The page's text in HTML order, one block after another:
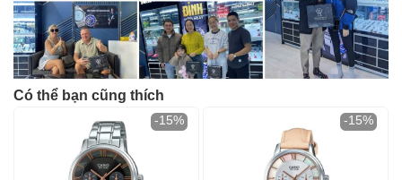
Có thể bạn cũng thích
-15% -15%